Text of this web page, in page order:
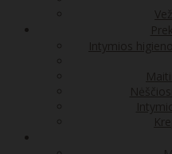
Intymios